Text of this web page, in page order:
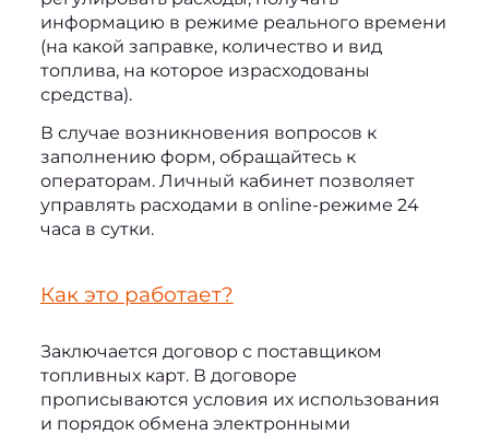
информацию в режиме реального времени
(на какой заправке, количество и вид
топлива, на которое израсходованы
средства).
В случае возникновения вопросов к
заполнению форм, обращайтесь к
операторам. Личный кабинет позволяет
управлять расходами в online-режиме 24
часа в сутки.
Как это работает?
Заключается договор с поставщиком
топливных карт. В договоре
прописываются условия их использования
и порядок обмена электронными